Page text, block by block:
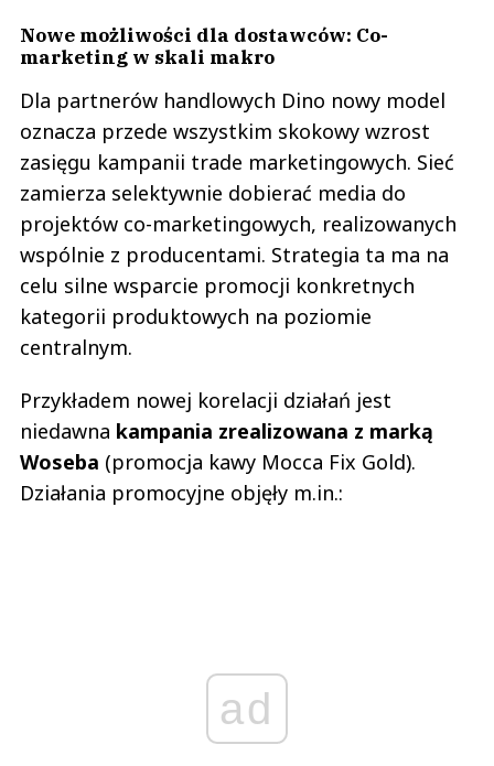
Nowe możliwości dla dostawców: Co-
marketing w skali makro
Dla partnerów handlowych Dino nowy model
oznacza przede wszystkim skokowy wzrost
zasięgu kampanii trade marketingowych. Sieć
zamierza selektywnie dobierać media do
projektów co-marketingowych, realizowanych
wspólnie z producentami. Strategia ta ma na
celu silne wsparcie promocji konkretnych
kategorii produktowych na poziomie
centralnym.
Przykładem nowej korelacji działań jest
niedawna kampania zrealizowana z marką
Woseba (promocja kawy Mocca Fix Gold).
Działania promocyjne objęły m.in.:
ad